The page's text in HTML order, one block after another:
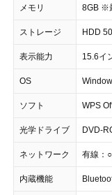
メモリ 8GB ※
ストレージ HDD
表示能力 15.6イ
OS
ソフト WPS
光学ドライブ DVD-
ネットワーク 有線：
内蔵機能